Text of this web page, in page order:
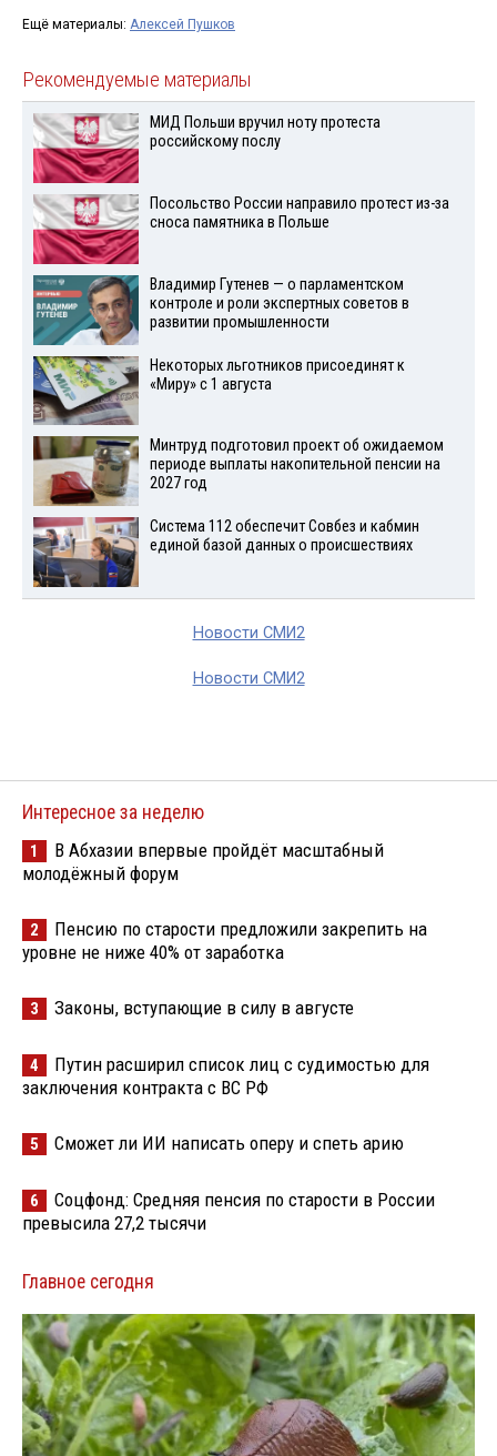
Ещё материалы: Алексей Пушков
Рекомендуемые материалы
МИД Польши вручил ноту протеста
российскому послу
Посольство России направило протест из-за
сноса памятника в Польше
Владимир Гутенев — о парламентском
контроле и роли экспертных советов в
развитии промышленности
Некоторых льготников присоединят к
«Миру» с 1 августа
Минтруд подготовил проект об ожидаемом
периоде выплаты накопительной пенсии на
2027 год
Система 112 обеспечит Совбез и кабмин
единой базой данных о происшествиях
Новости СМИ2
Новости СМИ2
Интересное за неделю
1
В Абхазии впервые пройдёт масштабный
молодёжный форум
2
Пенсию по старости предложили закрепить на
уровне не ниже 40% от заработка
3 Законы, вступающие в силу в августе
4
Путин расширил список лиц с судимостью для
заключения контракта с ВС РФ
5 Сможет ли ИИ написать оперу и спеть арию
6
Соцфонд: Средняя пенсия по старости в России
превысила 27,2 тысячи
Главное сегодня